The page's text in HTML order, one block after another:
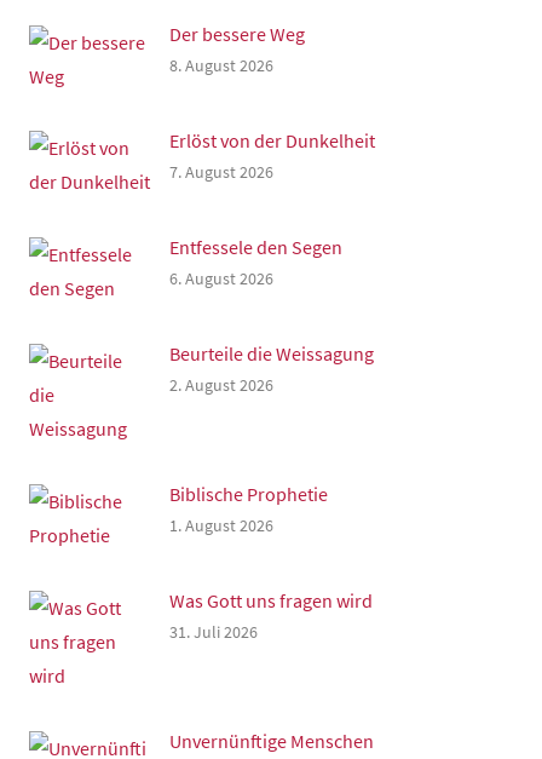
Der bessere Weg
8. August 2026
Erlöst von der Dunkelheit
7. August 2026
Entfessele den Segen
6. August 2026
Beurteile die Weissagung
2. August 2026
Biblische Prophetie
1. August 2026
Was Gott uns fragen wird
31. Juli 2026
Unvernünftige Menschen